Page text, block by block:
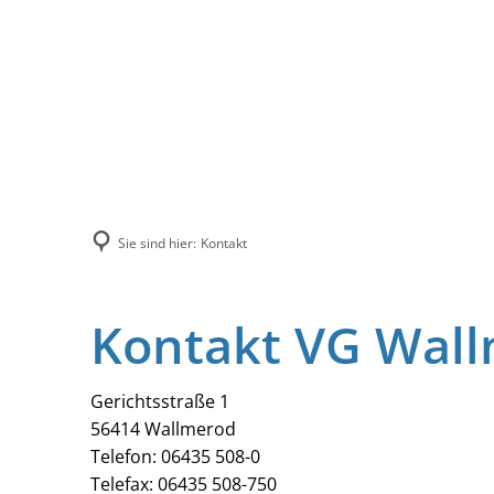
Sie sind hier: Kontakt
Kontakt VG
Gerichtsstraße 1
56414 Wallmerod
Telefon: 06435 508-0
Telefax: 06435 508-750